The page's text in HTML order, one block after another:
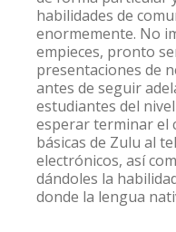
habilidades de
enormemente. No
empieces, pronto
presentaciones de
antes de seguir
estudiantes del
esperar terminar el
básicas de Zulu al
electrónicos, así
dándoles la
donde la lengua